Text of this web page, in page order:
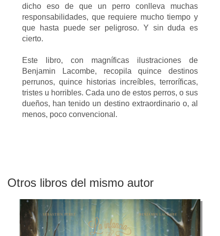
dicho eso de que un perro conlleva muchas
responsabilidades, que requiere mucho tiempo y
que hasta puede ser peligroso. Y sin duda es
cierto.
Este libro, con magníficas ilustraciones de
Benjamin Lacombe, recopila quince destinos
perrunos, quince historias increíbles, terroríficas,
tristes u horribles. Cada uno de estos perros, o sus
dueños, han tenido un destino extraordinario o, al
menos, poco convencional.
Otros libros del mismo autor